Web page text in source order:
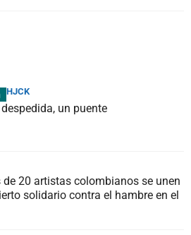
HJCK
un puente
de 20 artistas colombianos se unen
solidario contra el hambre en el